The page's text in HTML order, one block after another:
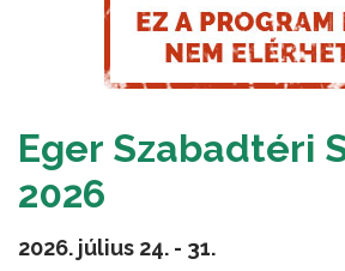
Eger Szabadtéri
2026
2026. július 24. - 31.